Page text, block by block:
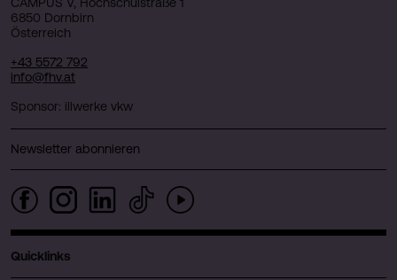
6850 Dornbirn
Österreich
+43 5572 792
info@fhv.at
Sponsor: illwerke vkw
Newsletter abonnieren
Quicklinks